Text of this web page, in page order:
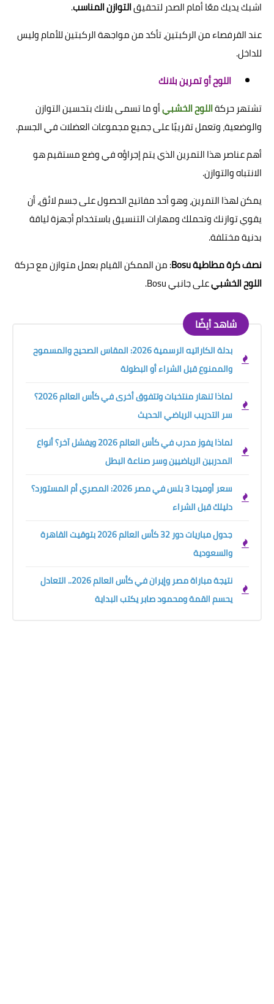
اشبك يديك معًا أمام الصدر لتحقيقالتوازن المناسب.
عند القرفصاء من الركبتين، تأكد من مواجهة الركبتين للأمام وليس
للداخل.
اللوح أو تمرين بلانك
تشتهر حركةاللوح الخشبيأو ما تسمىبلانكبتحسين التوازن
والوضعية، وتعمل تقريبًا على جميع مجموعات العضلات في الجسم.
أهم عناصر هذا التمرين الذي يتم إجراؤه في وضع مستقيم هو
الانتباه والتوازن.
يمكن لهذا التمرين، وهو أحد مفاتيح الحصول على جسم لائق، أن
يقوي توازنك وتحملك ومهارات التنسيق باستخدام أجهزة لياقة
بدنية مختلفة.
نصف كرة مطاطية Bosu
: من الممكن القيام بعمل متوازن مع حركة
اللوح الخشبيعلى جانبي Bosu.
شاهد أيضًا
بدلة الكاراتيه الرسمية 2026: المقاس الصحيح والمسموح
والممنوع قبل الشراء أو البطولة
لماذا تنهار منتخبات وتتفوق أخرى في كأس العالم 2026؟
سر التدريب الرياضي الحديث
لماذا يفوز مدرب في كأس العالم 2026 ويفشل آخر؟ أنواع
المدربين الرياضيين وسر صناعة البطل
سعر أوميجا 3 بلس في مصر 2026: المصري أم المستورد؟
دليلك قبل الشراء
جدول مباريات دور 32 كأس العالم 2026 بتوقيت القاهرة
والسعودية
نتيجة مباراة مصر وإيران في كأس العالم 2026.. التعادل
يحسم القمة ومحمود صابر يكتب البداية